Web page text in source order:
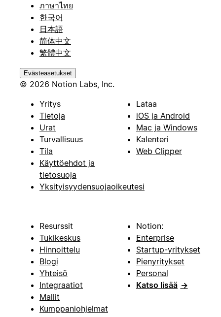
ภาษาไทย
한국어
日本語
简体中文
繁體中文
Evästeasetukset
© 2026 Notion Labs, Inc.
Yritys
Tietoja
Urat
Turvallisuus
Tila
Käyttöehdot ja
tietosuoja
Yksityisyydensuojaoikeutesi
Lataa
iOS ja Android
Mac ja Windows
Kalenteri
Web Clipper
Resurssit
Tukikeskus
Hinnoittelu
Blogi
Yhteisö
Integraatiot
Mallit
Kumppaniohjelmat
Notion:
Enterprise
Startup-yritykset
Pienyritykset
Personal
Katso lisää →